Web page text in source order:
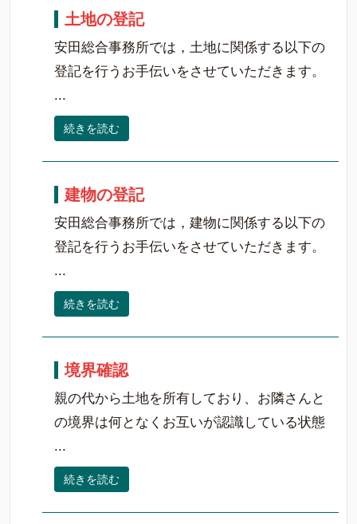
土地の登記
安田総合事務所では，土地に関係する以下の
登記を行うお手伝いをさせていただきます。
...
続きを読む
建物の登記
安田総合事務所では，建物に関係する以下の
登記を行うお手伝いをさせていただきます。
...
続きを読む
境界確認
親の代から土地を所有しており、お隣さんと
の境界は何となくお互いが認識している状態
...
続きを読む